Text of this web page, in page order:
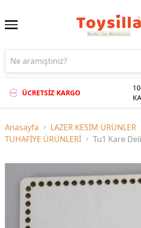
ÜCRETSİZ KARGO
Anasayfa
LAZER KESİM ÜRÜNLER
TUHAFİYE ÜRÜNLERİ
Tu1 Kare